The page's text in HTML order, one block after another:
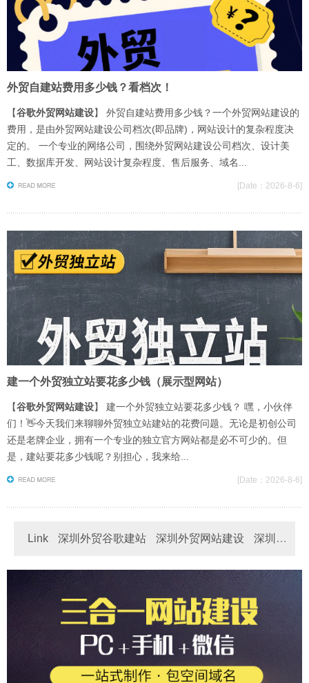
外贸自建站费用多少钱？看档次！
【谷歌外贸网站建设】 外贸自建站费用多少钱？一个外贸网站建设的
费用，是由外贸网站建设公司档次(即品牌)，网站设计的复杂程度决
定的。 一个专业的网络公司，围绕外贸网站建设公司档次、设计美
工、数据库开发、网站设计复杂程度、售后服务、域名...
[Date：2026-8-6]
建一个外贸独立站要花多少钱（展示型网站）
【谷歌外贸网站建设】 建一个外贸独立站要花多少钱？ 嘿，小伙伴
们！👋今天我们来聊聊外贸独立站建站的花费问题。无论是初创公司
还是老牌企业，拥有一个专业的独立官方网站都是必不可少的。但
是，建站要花多少钱呢？别担心，我来给...
[Date：2026-8-6]
Link 深圳外贸谷歌建站 深圳外贸网站建设 深圳多
语言网站制作 深圳英文网站制作 深圳外贸独立站建站
深圳谷歌外贸建站 深圳外贸英文建站
三行网络专注深圳企业、工厂、出口贸易公司网站建设/
设计/制作：福田区、罗湖区、南山区、盐田区、宝安区、
深圳外贸网站建设/设计/制作：福田区、罗湖区、
南山区、盐田区、宝安区、龙岗区
深圳google外贸网站建设/谷歌独立站制作/英文
网站设计：福田区、罗湖区、南山区、盐田区、宝安区、